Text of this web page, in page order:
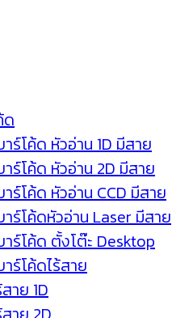
ด
ร์โค้ด หัวอ่าน 1D มีสาย
ร์โค้ด หัวอ่าน 2D มีสาย
ร์โค้ด หัวอ่าน CCD มีสาย
ร์โค้ดหัวอ่าน Laser มีสาย
ร์โค้ด ตั้งโต๊ะ Desktop
ร์โค้ดไร้สาย
าย 1D